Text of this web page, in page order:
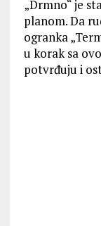
„Drmno“ je
planom. Da
ogranka
u korak sa
potvrđuju i